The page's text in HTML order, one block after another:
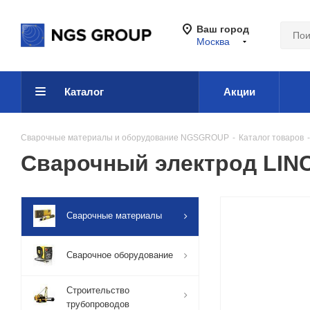
Ваш город
Москва
Каталог Акции
Сварочные материалы и оборудование NGSGROUP - Каталог товаров -
Сварочный электрод
Сварочные материалы
Сварочное оборудование
Строительство
трубопроводов